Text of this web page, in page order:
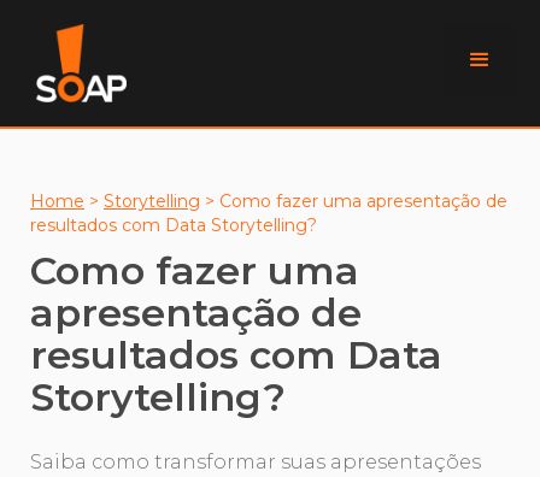
Home > Storytelling > Como fazer uma apresentação de
resultados com Data Storytelling?
Como fazer uma
apresentação de
resultados com Data
Storytelling?
Saiba como transformar suas apresentações